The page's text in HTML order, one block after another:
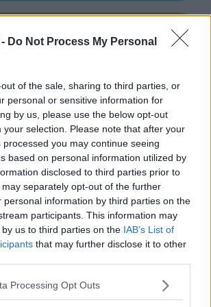
Do Not Process My Personal
of the sale, sharing to third parties, or
personal or sensitive information for
by us, please use the below opt-out
your selection. Please note that after your
you may continue seeing
based on personal information utilized by
disclosed to third parties prior to
separately opt-out of the further
personal information by third parties on the
participants. This information may
us to third parties on the IAB’s List of
that may further disclose it to other
website/app uses one or more Google
Processing Opt Outs